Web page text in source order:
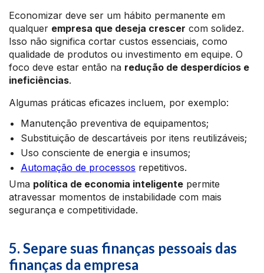
Economizar deve ser um hábito permanente em
qualquer empresa que deseja crescer com solidez.
Isso não significa cortar custos essenciais, como
qualidade de produtos ou investimento em equipe. O
foco deve estar então na redução de desperdícios e
ineficiências.
Algumas práticas eficazes incluem, por exemplo:
Manutenção preventiva de equipamentos;
Substituição de descartáveis por itens reutilizáveis;
Uso consciente de energia e insumos;
Automação de processos repetitivos.
Uma política de economia inteligente permite
atravessar momentos de instabilidade com mais
segurança e competitividade.
5. Separe suas finanças pessoais das
finanças da empresa